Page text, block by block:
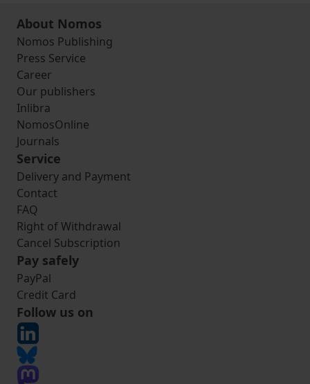
About Nomos
Nomos Publishing
Press Service
Career
Our publishers
Inlibra
NomosOnline
Journals
Service
Delivery and Payment
Contact
FAQ
Right of Withdrawal
Cancel Subscription
Pay safely
PayPal
Credit Card
Follow us on